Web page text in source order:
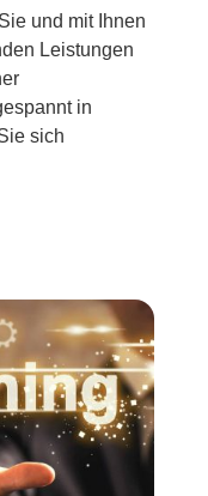
und mit Ihnen
Leistungen
in
sich